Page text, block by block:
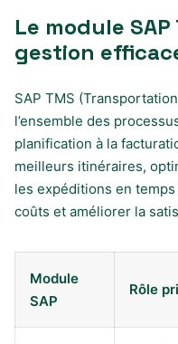
Le module
gestion
SAP TMS
l’ensemble des
planification à la
meilleurs itinéraires,
les expéditions en
coûts et améliorer la
Module
SAP
Rôle